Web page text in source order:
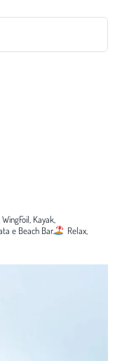
Kayak,
e Beach Bar.
Relax,